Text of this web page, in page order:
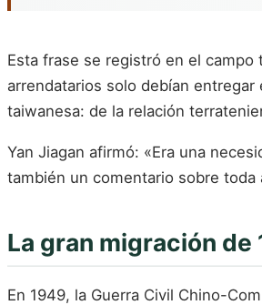
Esta frase se registró en el
arrendatarios solo debían
taiwanesa: de la relación
Yan Jiagan afirmó: «Era una
también un comentario sobre toda
La gran migración de
En 1949, la Guerra Civil Chino-